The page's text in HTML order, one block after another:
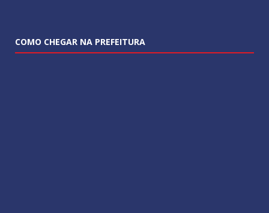
COMO CHEGAR NA PREFEITURA